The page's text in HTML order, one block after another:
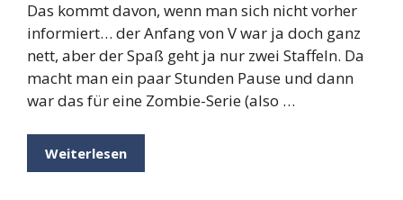
Das kommt davon, wenn man sich nicht vorher
informiert… der Anfang von V war ja doch ganz
nett, aber der Spaß geht ja nur zwei Staffeln. Da
macht man ein paar Stunden Pause und dann
war das für eine Zombie-Serie (also …
Weiterlesen